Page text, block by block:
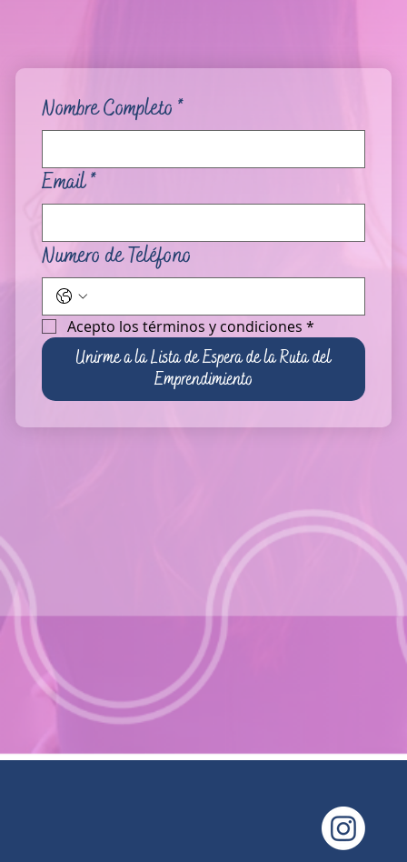
Nombre Completo *
Email*
Numero de Teléfono
Acepto los términos y condiciones *
Unirme a la Lista de Espera de la Ruta del
Emprendimiento